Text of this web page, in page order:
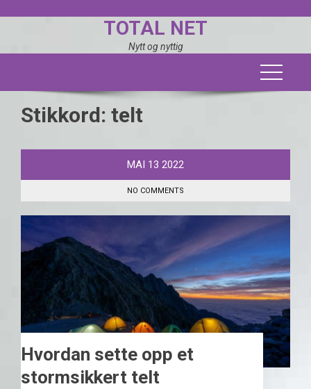
TOTAL NET
Nytt og nyttig
Stikkord: telt
MAI 13 2022
NO COMMENTS
Hvordan sette opp et
stormsikkert telt